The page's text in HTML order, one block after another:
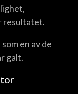
resultatet.
en av de
galt.